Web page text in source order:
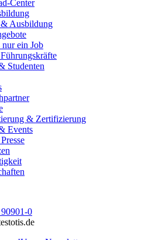
Center
Ausbildung
ein Job
Studenten
& Zertifizierung
Events
0